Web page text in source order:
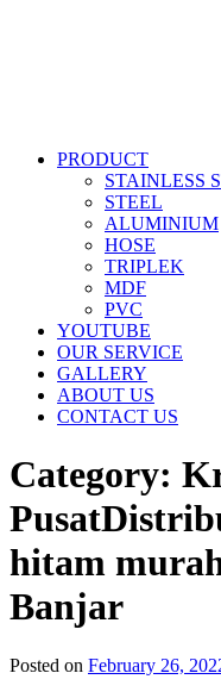
PRODUCT
STAINLESS
STEEL
ALUMINIUM
HOSE
TRIPLEK
MDF
PVC
YOUTUBE
OUR SERVICE
GALLERY
ABOUT US
CONTACT US
Category:
hitam
Banjar
Posted on February 26,